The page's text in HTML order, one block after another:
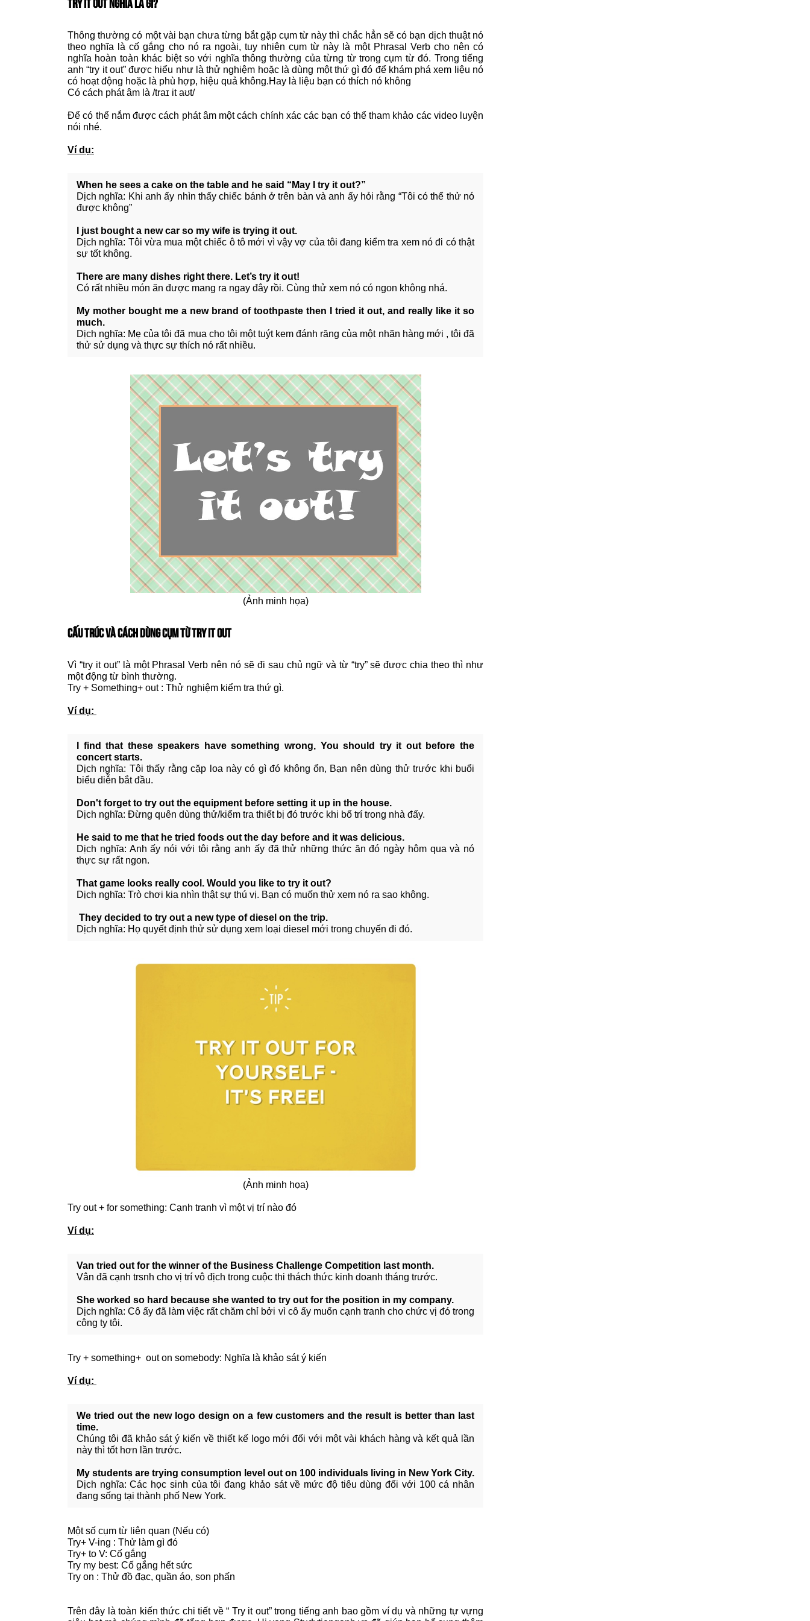
Thông thường có một vài bạn chưa từng bắt gặp cụm từ này thì chắc hẳn sẽ có bạn dịch thuật nó
theo nghĩa là cố gắng cho nó ra ngoài, tuy nhiên cụm từ này là một Phrasal Verb cho nên có
nghĩa hoàn toàn khác biệt so với nghĩa thông thường của từng từ trong cụm từ đó. Trong tiếng
anh “try it out” được hiểu như là thử nghiệm hoặc là dùng một thứ gì đó để khám phá xem liệu nó
có hoạt động hoặc là phù hợp, hiệu quả không.Hay là liệu bạn có thích nó không
Có cách phát âm là /traɪ it aʊt/
Để có thể nắm được cách phát âm một cách chính xác các bạn có thể tham khảo các video luyện
nói nhé.
Ví dụ:
When he sees a cake on the table and he said “May I try it out?”
Dịch nghĩa: Khi anh ấy nhìn thấy chiếc bánh ở trên bàn và anh ấy hỏi rằng “Tôi có thể thử nó
được không”
I just bought a new car so my wife is trying it out.
Dịch nghĩa: Tôi vừa mua một chiếc ô tô mới vì vậy vợ của tôi đang kiểm tra xem nó đi có thật
sự tốt không.
There are many dishes right there. Let’s try it out!
Có rất nhiều món ăn được mang ra ngay đây rồi. Cùng thử xem nó có ngon không nhá.
My mother bought me a new brand of toothpaste then I tried it out, and really like it so
much.
Dịch nghĩa: Mẹ của tôi đã mua cho tôi một tuýt kem đánh răng của một nhãn hàng mới , tôi đã
thử sử dụng và thực sự thích nó rất nhiều.
(Ảnh minh họa)
CẤU TRÚC VÀ CÁCH DÙNG CỤM TỪ TRY IT OUT
Vì “try it out” là một Phrasal Verb nên nó sẽ đi sau chủ ngữ và từ “try” sẽ được chia theo thì như
một động từ bình thường.
Try + Something+ out : Thử nghiệm kiểm tra thứ gì.
Ví dụ:
I find that these speakers have something wrong, You should try it out before the
concert starts.
Dịch nghĩa: Tôi thấy rằng cặp loa này có gì đó không ổn, Bạn nên dùng thử trước khi buổi
biểu diễn bắt đầu.
Don't forget to try out the equipment before setting it up in the house.
Dịch nghĩa: Đừng quên dùng thử/kiểm tra thiết bị đó trước khi bố trí trong nhà đấy.
He said to me that he tried foods out the day before and it was delicious.
Dịch nghĩa: Anh ấy nói với tôi rằng anh ấy đã thử những thức ăn đó ngày hôm qua và nó
thực sự rất ngon.
That game looks really cool. Would you like to try it out?
Dịch nghĩa: Trò chơi kia nhìn thật sự thú vị. Bạn có muốn thử xem nó ra sao không.
They decided to try out a new type of diesel on the trip.
Dịch nghĩa: Họ quyết định thử sử dụng xem loại diesel mới trong chuyến đi đó.
(Ảnh minh họa)
Try out + for something: Cạnh tranh vì một vị trí nào đó
Ví dụ:
Van tried out for the winner of the Business Challenge Competition last month.
Vân đã cạnh trsnh cho vị trí vô địch trong cuộc thi thách thức kinh doanh tháng trước.
She worked so hard because she wanted to try out for the position in my company.
Dịch nghĩa: Cô ấy đã làm việc rất chăm chỉ bởi vì cô ấy muốn cạnh tranh cho chức vị đó trong
công ty tôi.
Try + something+ out on somebody: Nghĩa là khảo sát ý kiến
Ví dụ:
We tried out the new logo design on a few customers and the result is better than last
time.
Chúng tôi đã khảo sát ý kiến về thiết kế logo mới đối với một vài khách hàng và kết quả lần
này thì tốt hơn lần trước.
My students are trying consumption level out on 100 individuals living in New York City.
Dịch nghĩa: Các học sinh của tôi đang khảo sát về mức độ tiêu dùng đối với 100 cá nhân
đang sống tại thành phố New York.
Một số cụm từ liên quan (Nếu có)
Try+ V-ing : Thử làm gì đó
Try+ to V: Cố gắng
Try my best: Cố gắng hết sức
Try on : Thử đồ đạc, quần áo, son phấn
Trên đây là toàn kiến thức chi tiết về “ Try it out” trong tiếng anh bao gồm ví dụ và những tự vựng